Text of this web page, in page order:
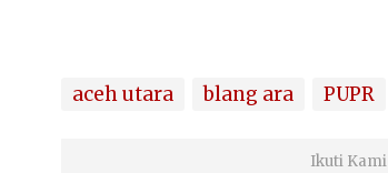
aceh utara blang ara PUPR
Ikuti Kami